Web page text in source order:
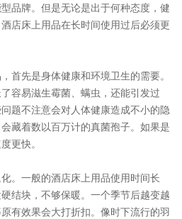
品牌。但是无论是出于何种态度，健
店床上用品在长时间使用过后必须更
先是身体健康和环境卫生的需要。
容易滋生霉菌、螨虫，还能引发过
题不注意会对人体健康造成不小的隐
藏着数以百万计的真菌孢子。如果是
更快。
一般的酒店床上用品使用时间长
结块，不够保暖。一个季节后越变越
有效果会大打折扣。像时下流行的羽